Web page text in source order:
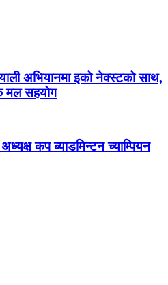
अभियानमा इको नेक्स्टको साथ,
मल सहयोग
कप ब्याडमिन्टन च्याम्पियन